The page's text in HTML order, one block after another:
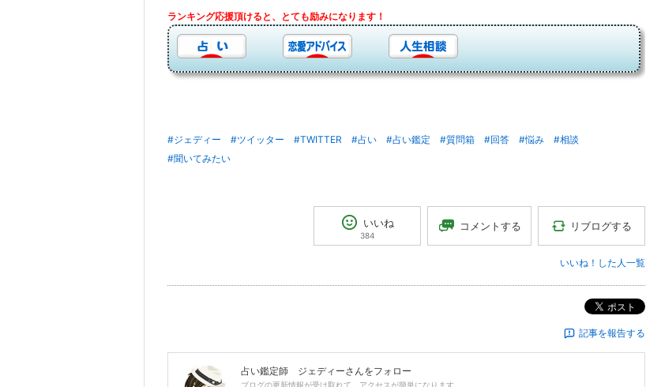
ランキング応援頂けると、とても励みになります！
#ジェディー #ツイッター #TWITTER #占い #占い鑑定 #質問箱 #回答 #悩み
#相談
#聞いてみたい
いいね
384
コメントする リブログする
いいね！した人一覧
ポスト
記事を報告する
占い鑑定師 ジェディーさんをフォロー
ブログの更新情報が受け取れて、アクセスが簡単になります